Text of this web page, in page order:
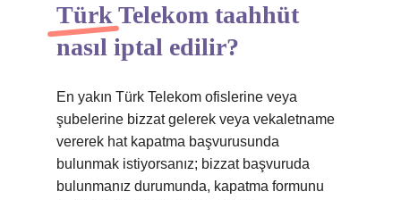
Türk Telekom taahhüt
nasıl iptal edilir?
En yakın Türk Telekom ofislerine veya
şubelerine bizzat gelerek veya vekaletname
vererek hat kapatma başvurusunda
bulunmak istiyorsanız; bizzat başvuruda
bulunmanız durumunda, kapatma formunu